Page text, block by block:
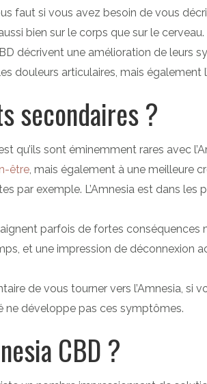
faut si vous avez besoin de vous
bien sur le corps que sur le
décrivent une amélioration de leurs
douleurs articulaires, mais également
secondaires ?
qu’ils sont éminemment rares avec
être , mais également à une meilleure
par exemple. L’Amnesia est dans les
parfois de fortes
et une impression de déconnexion
de vous tourner vers l’Amnesia, si
ne développe pas ces symptômes.
CBD ?